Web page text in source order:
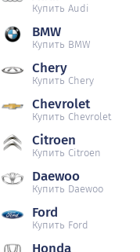
Купить Audi
BMW
Купить BMW
Chery
Купить Chery
Chevrolet
Купить Chevrolet
Citroen
Купить Citroen
Daewoo
Купить Daewoo
Ford
Купить Ford
Honda